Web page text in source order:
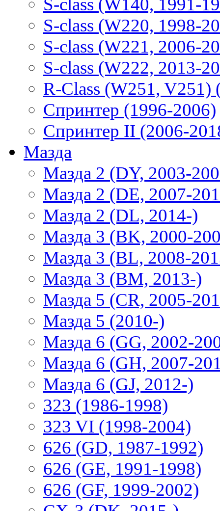
S-class (W140, 1991-
S-class (W220, 1998-
S-class (W221, 2006-
S-class (W222, 2013-
R-Class (W251, V251)
Спринтер (1996-2006)
Спринтер II (2006-
Мазда
Мазда 2 (DY, 2003-
Мазда 2 (DE, 2007-
Мазда 2 (DL, 2014-)
Мазда 3 (BK, 2000-
Мазда 3 (BL, 2008-
Мазда 3 (BM, 2013-)
Мазда 5 (CR, 2005-
Мазда 5 (2010-)
Мазда 6 (GG, 2002-
Мазда 6 (GH, 2007-
Мазда 6 (GJ, 2012-)
323 (1986-1998)
323 VI (1998-2004)
626 (GD, 1987-1992)
626 (GE, 1991-1998)
626 (GF, 1999-2002)